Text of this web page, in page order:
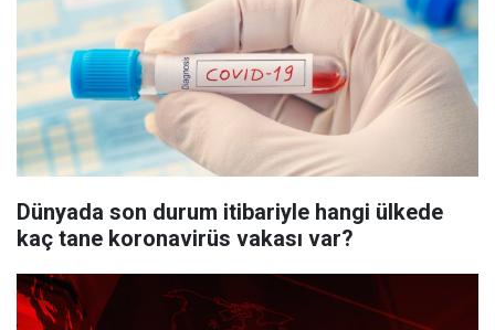
Dünyada son durum itibariyle hangi ülkede
kaç tane koronavirüs vakası var?